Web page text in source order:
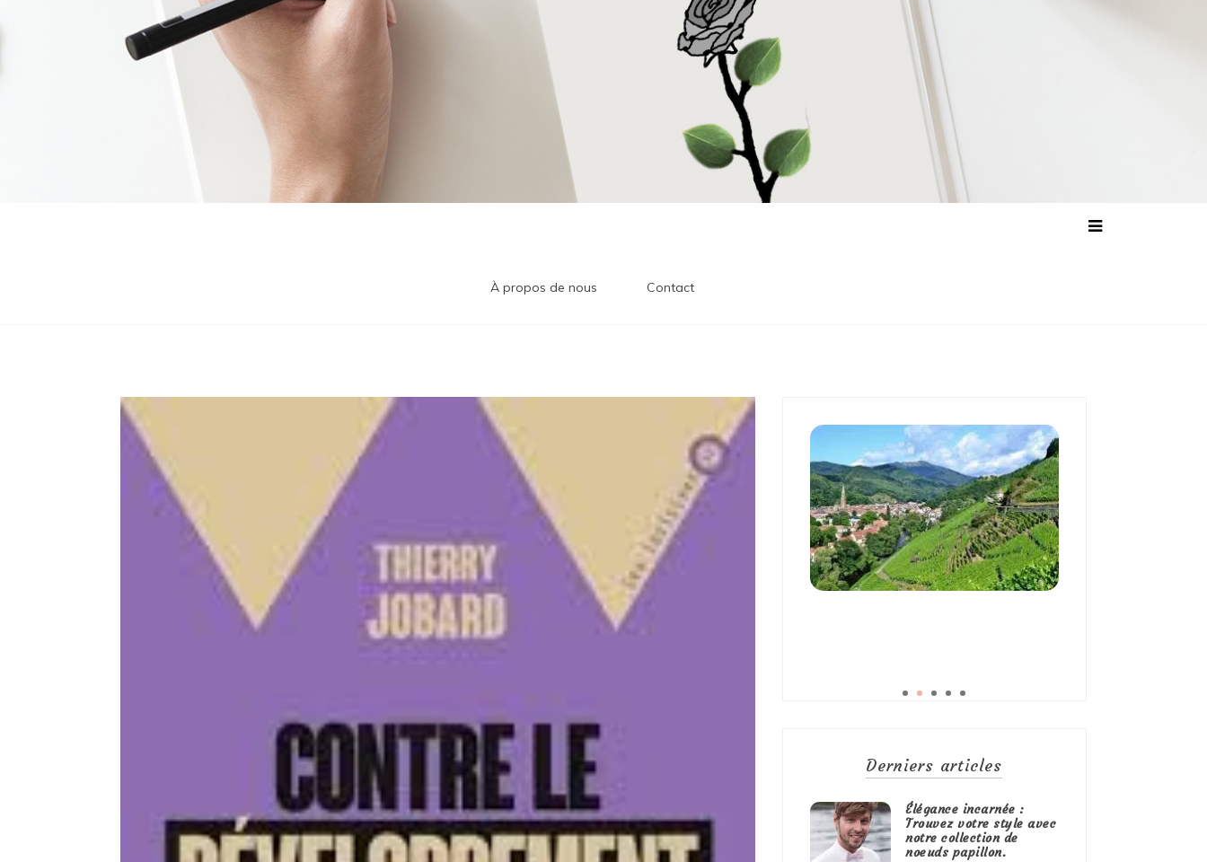
À propos de nous Contact
Derniers articles
Élégance incarnée :
Trouvez votre style avec
notre collection de
noeuds papillon.